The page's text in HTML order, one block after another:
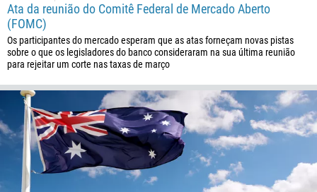
Ata da reunião do Comitê Federal de Mercado Aberto
(FOMC)
Os participantes do mercado esperam que as atas forneçam novas pistas
sobre o que os legisladores do banco consideraram na sua última reunião
para rejeitar um corte nas taxas de março
Ligue de volta
Número de telefone